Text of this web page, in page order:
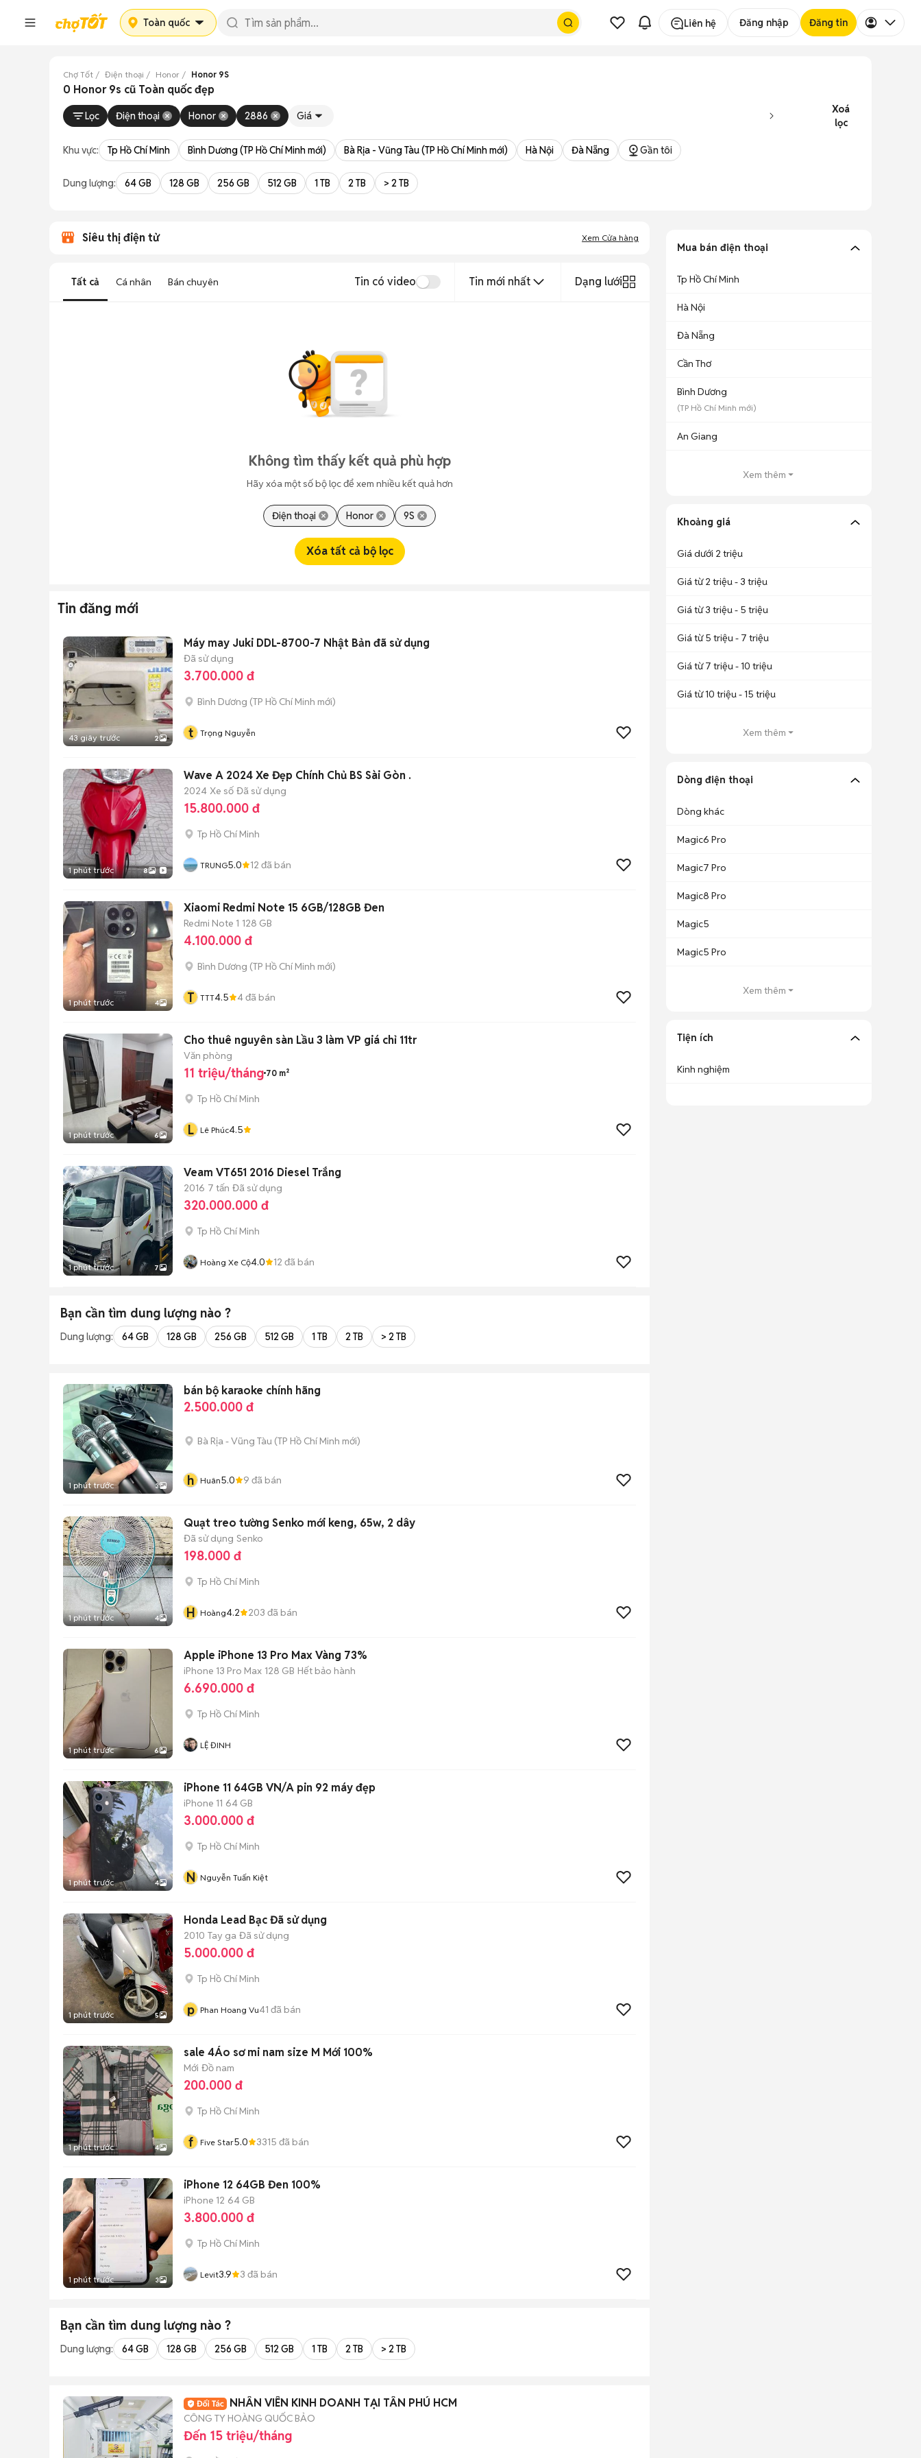
Toàn quốc Liên hệ Đăng nhập Đăng tin
Chợ Tốt Điện thoại Honor Honor 9S
0 Honor 9s cũ Toàn quốc đẹp
Lọc Điện thoại Honor 2886 Giá
Xoá
lọc
Khu vực: Tp Hồ Chí Minh Bình Dương (TP Hồ Chí Minh mới) Bà Rịa - Vũng Tàu (TP Hồ Chí Minh mới) Hà Nội Đà Nẵng Gần tôi
Dung lượng: 64 GB 128 GB 256 GB 512 GB 1 TB 2 TB > 2 TB
Siêu thị điện tử Xem Cửa hàng
Tất cả Cá nhân Bán chuyên Tin có video Tin mới nhất Dạng lưới
Không tìm thấy kết quả phù hợp
Hãy xóa một số bộ lọc để xem nhiều kết quả hơn
Điện thoại Honor 9S
Xóa tất cả bộ lọc
Tin đăng mới
43 giây trước 2
Máy may Juki DDL-8700-7 Nhật Bản đã sử dụng
Đã sử dụng
3.700.000 đ
Bình Dương (TP Hồ Chí Minh mới)
t Trọng Nguyễn
1 phút trước 8
Wave A 2024 Xe Đẹp Chính Chủ BS Sài Gòn .
2024 Xe số Đã sử dụng
15.800.000 đ
Tp Hồ Chí Minh
TRUNG5.0 12 đã bán
1 phút trước 4
Xiaomi Redmi Note 15 6GB/128GB Đen
Redmi Note 1 128 GB
4.100.000 đ
Bình Dương (TP Hồ Chí Minh mới)
T TTT4.5 4đã bán
1 phút trước 6
Cho thuê nguyên sàn Lầu 3 làm VP giá chỉ 11tr
Văn phòng
11 triệu/tháng 70 m²
Tp Hồ Chí Minh
L Lê Phúc4.5
1 phút trước 7
Veam VT651 2016 Diesel Trắng
2016 7 tấn Đã sử dụng
320.000.000 đ
Tp Hồ Chí Minh
Hoàng Xe Cộ4.0 12 đã bán
Bạn cần tìm dung lượng nào ?
Dung lượng: 64 GB 128 GB 256 GB 512 GB 1 TB 2 TB > 2 TB
1 phút trước 3
bán bộ karaoke chính hãng
2.500.000 đ
Bà Rịa - Vũng Tàu (TP Hồ Chí Minh mới)
h Huân5.0 9 đã bán
1 phút trước 4
Quạt treo tường Senko mới keng, 65w, 2 dây
Đã sử dụng Senko
198.000 đ
Tp Hồ Chí Minh
H Hoàng4.2 203 đã bán
1 phút trước 6
Apple iPhone 13 Pro Max Vàng 73%
iPhone 13 Pro Max 128 GB Hết bảo hành
6.690.000 đ
Tp Hồ Chí Minh
LỆ ĐINH
1 phút trước 4
iPhone 11 64GB VN/A pin 92 máy đẹp
iPhone 11 64 GB
3.000.000 đ
Tp Hồ Chí Minh
N Nguyễn Tuấn Kiệt
1 phút trước 5
Honda Lead Bạc Đã sử dụng
2010 Tay ga Đã sử dụng
5.000.000 đ
Tp Hồ Chí Minh
p Phan Hoang Vu41 đã bán
1 phút trước 4
sale 4Áo sơ mi nam size M Mới 100%
Mới Đồ nam
200.000 đ
Tp Hồ Chí Minh
f Five Star5.0 3315 đã bán
1 phút trước 3
iPhone 12 64GB Đen 100%
iPhone 12 64 GB
3.800.000 đ
Tp Hồ Chí Minh
Levit3.9 3 đã bán
Bạn cần tìm dung lượng nào ?
Dung lượng: 64 GB 128 GB 256 GB 512 GB 1 TB 2 TB > 2 TB
NHÂN VIÊN KINH DOANH TẠI TÂN PHÚ HCM
CÔNG TY HOÀNG QUỐC BẢO
Đến 15 triệu/tháng
Mua bán điện thoại
Tp Hồ Chí Minh
Hà Nội
Đà Nẵng
Cần Thơ
Bình Dương
(TP Hồ Chí Minh mới)
An Giang
Xem thêm
Khoảng giá
Giá dưới 2 triệu
Giá từ 2 triệu - 3 triệu
Giá từ 3 triệu - 5 triệu
Giá từ 5 triệu - 7 triệu
Giá từ 7 triệu - 10 triệu
Giá từ 10 triệu - 15 triệu
Xem thêm
Dòng điện thoại
Dòng khác
Magic6 Pro
Magic7 Pro
Magic8 Pro
Magic5
Magic5 Pro
Xem thêm
Tiện ích
Kinh nghiệm